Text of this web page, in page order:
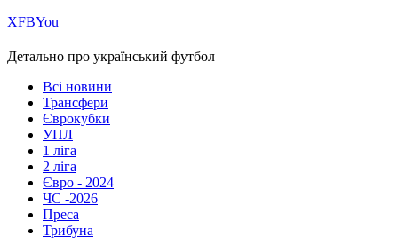
ХFBYou
Детально про український футбол
Всі новини
Трансфери
Єврокубки
УПЛ
1 ліга
2 ліга
Євро - 2024
ЧС -2026
Преса
Трибуна